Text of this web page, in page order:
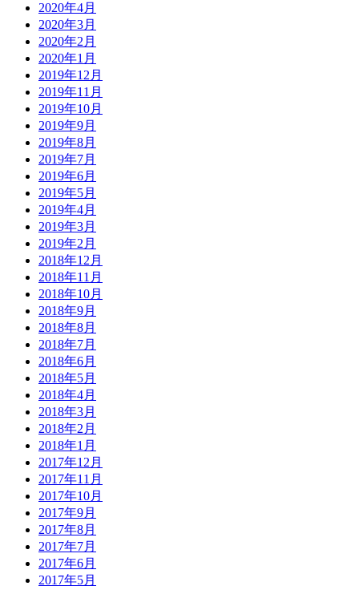
2020年4月
2020年3月
2020年2月
2020年1月
2019年12月
2019年11月
2019年10月
2019年9月
2019年8月
2019年7月
2019年6月
2019年5月
2019年4月
2019年3月
2019年2月
2018年12月
2018年11月
2018年10月
2018年9月
2018年8月
2018年7月
2018年6月
2018年5月
2018年4月
2018年3月
2018年2月
2018年1月
2017年12月
2017年11月
2017年10月
2017年9月
2017年8月
2017年7月
2017年6月
2017年5月